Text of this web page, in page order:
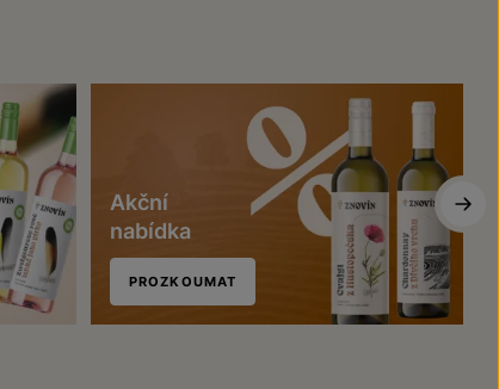
Akční
nabídka
PROZKOUMAT